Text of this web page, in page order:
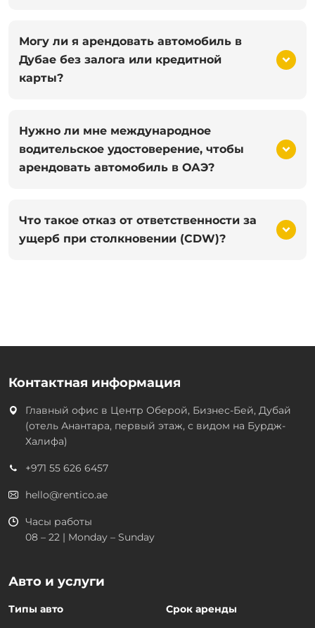
Могу ли я арендовать автомобиль в
Дубае без залога или кредитной
карты?
Нужно ли мне международное
водительское удостоверение, чтобы
арендовать автомобиль в ОАЭ?
Что такое отказ от ответственности за
ущерб при столкновении (CDW)?
Контактная информация
Главный офис в Центр Оберой, Бизнес-Бей, Дубай
(отель Анантара, первый этаж, с видом на Бурдж-
Халифа)
+971 55 626 6457
hello@rentico.ae
Часы работы
08 – 22 | Monday – Sunday
Авто и услуги
Типы авто Срок аренды